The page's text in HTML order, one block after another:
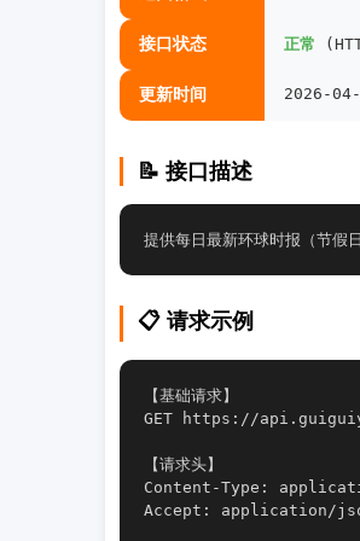
接口状态 正常
更新时间 2026-
📝 接口描述
提供每日最新环球时报（节假日
📋 请求示例
【基础请求】
GET https://
【请求头】
Content-Type:
Accept: application/